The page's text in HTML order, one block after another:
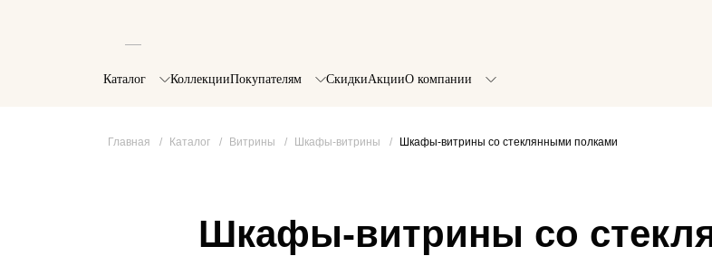
Каталог КоллекцииПокупателям СкидкиАкцииО компании
Главная / Каталог / Витрины / Шкафы-витрины / Шкафы-витрины со стеклянными полками
Шкафы-витрины со